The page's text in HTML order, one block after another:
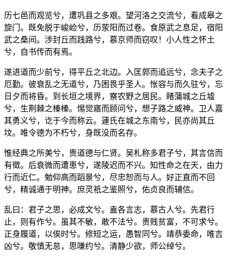
历七邑而观览兮，遭巩县之多艰。望河洛之交流兮，看成皋之
旋门。既免脱于峻崄兮，历荥阳而过卷。食原武之息足，宿阳
武之桑间。涉封丘而践路兮，慕京师而窃叹！小人性之怀土
兮，自书传而有焉。
遂进道而少前兮，得平丘之北边。入匡郭而追远兮，念夫子之
厄勤。彼衰乱之无道兮，乃困畏乎圣人。怅容与而久驻兮，忘
日夕而将昏。到长垣之境界，察农野之居民。睹蒲城之丘墟
兮，生荆棘之榛榛。惕觉寤而顾问兮，想子路之威神。卫人嘉
其勇义兮，讫于今而称云。蘧氏在城之东南兮，民亦尚其丘
坟。唯令德为不朽兮，身既没而名存。
惟经典之所美兮，贵道德与仁贤。吴札称多君子兮，其言信而
有徵。后衰微而遭患兮，遂陵迟而不兴。知性命之在天，由力
行而近仁。勉仰高而蹈景兮，尽忠恕而与人。好正直而不回
兮，精诚通于明神。庶灵祇之鉴照兮，佑贞良而辅信。
乱曰：君子之思，必成文兮。盍各言志，慕古人兮。先君行
止，则有作兮。虽其不敏，敢不法兮。贵贱贫富，不可求兮。
正身履道，以俟时兮。修短之运，愚智同兮。靖恭委命，唯吉
凶兮。敬慎无怠，思嗛约兮。清静少欲，师公绰兮。